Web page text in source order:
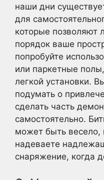
наши дни
для
которые позволяют
порядок ваше
попробуйте
или паркетные
легкой установки.
подумать о
сделать часть
самостоятельно.
может быть весело,
надеваете
снаряжение, когда